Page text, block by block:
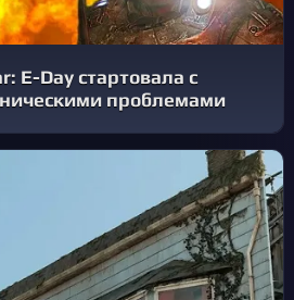
E-Day стартовала с
проблемами